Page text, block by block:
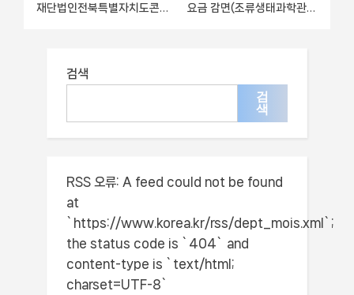
재단법인전북특별자치도콘텐
요금 감면(조류생태과학관)”
검색
검
색
RSS 오류: A feed could not be found
at
`https://www.korea.kr/rss/dept_mois.xml`;
the status code is `404` and
content-type is `text/html;
charset=UTF-8`